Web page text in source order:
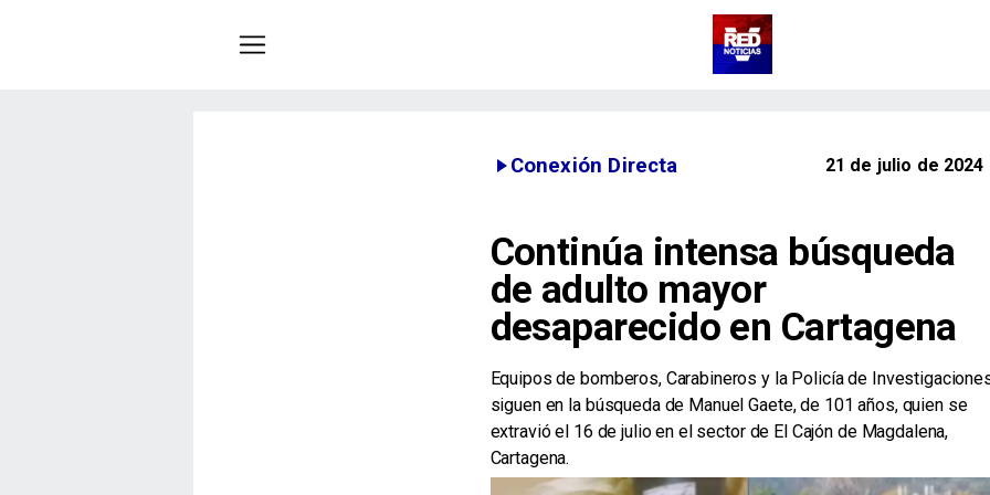
Conexión Directa 21 de julio de 2024
Continúa intensa búsqueda
de adulto mayor
desaparecido en Cartagena
​Equipos de bomberos, Carabineros y la Policía de
siguen en la búsqueda de Manuel Gaete, de 101 años, quien se
extravió el 16 de julio en el sector de El Cajón de Magdalena,
Cartagena.